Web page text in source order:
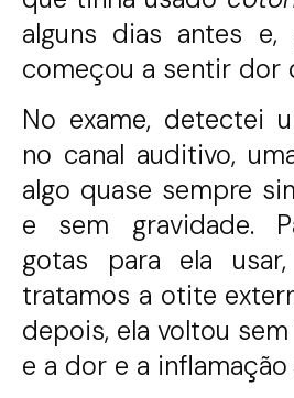
alguns dias antes e,
começou a sentir dor
No exame, detectei
no canal auditivo,
algo quase sempre
e sem gravidade.
gotas para ela
tratamos a otite
depois, ela voltou
e a dor e a